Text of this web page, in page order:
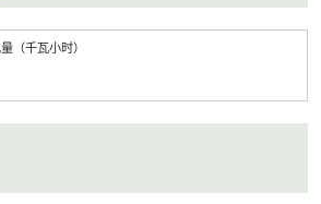
（千瓦小时）